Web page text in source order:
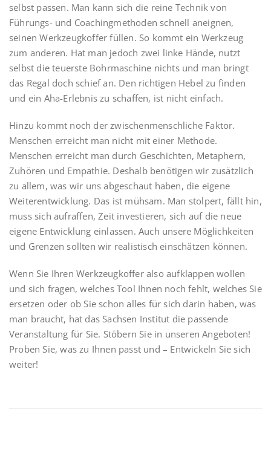
selbst passen. Man kann sich die reine Technik von
Führungs- und Coachingmethoden schnell aneignen,
seinen Werkzeugkoffer füllen. So kommt ein Werkzeug
zum anderen. Hat man jedoch zwei linke Hände, nutzt
selbst die teuerste Bohrmaschine nichts und man bringt
das Regal doch schief an. Den richtigen Hebel zu finden
und ein Aha-Erlebnis zu schaffen, ist nicht einfach.
Hinzu kommt noch der zwischenmenschliche Faktor.
Menschen erreicht man nicht mit einer Methode.
Menschen erreicht man durch Geschichten, Metaphern,
Zuhören und Empathie. Deshalb benötigen wir zusätzlich
zu allem, was wir uns abgeschaut haben, die eigene
Weiterentwicklung. Das ist mühsam. Man stolpert, fällt hin,
muss sich aufraffen, Zeit investieren, sich auf die neue
eigene Entwicklung einlassen. Auch unsere Möglichkeiten
und Grenzen sollten wir realistisch einschätzen können.
Wenn Sie Ihren Werkzeugkoffer also aufklappen wollen
und sich fragen, welches Tool Ihnen noch fehlt, welches Sie
ersetzen oder ob Sie schon alles für sich darin haben, was
man braucht, hat das Sachsen Institut die passende
Veranstaltung für Sie. Stöbern Sie in unseren Angeboten!
Proben Sie, was zu Ihnen passt und – Entwickeln Sie sich
weiter!